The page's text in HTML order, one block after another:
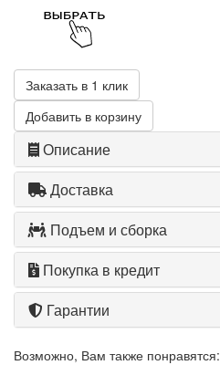
Заказать в 1 клик
Добавить в корзину
Описание
Доставка
Подъем и сборка
Покупка в кредит
Гарантии
Возможно, Вам также понравятся: